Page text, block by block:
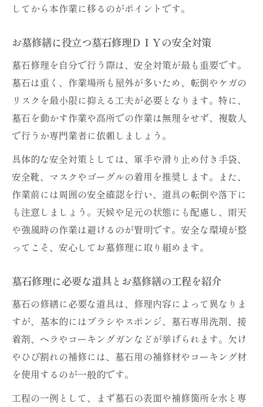
してから本作業に移るのがポイントです。
お墓修繕に役立つ墓石修理ＤＩＹの安全対策
墓石修理を自分で行う際は、安全対策が最も重要です。
墓石は重く、作業場所も屋外が多いため、転倒やケガの
リスクを最小限に抑える工夫が必要となります。特に、
墓石を動かす作業や高所での作業は無理をせず、複数人
で行うか専門業者に依頼しましょう。
具体的な安全対策としては、軍手や滑り止め付き手袋、
安全靴、マスクやゴーグルの着用を推奨します。また、
作業前には周囲の安全確認を行い、道具の転倒や落下に
も注意しましょう。天候や足元の状態にも配慮し、雨天
や強風時の作業は避けるのが賢明です。安全な環境が整
ってこそ、安心してお墓修理に取り組めます。
墓石修理に必要な道具とお墓修繕の工程を紹介
墓石の修繕に必要な道具は、修理内容によって異なりま
すが、基本的にはブラシやスポンジ、墓石専用洗剤、接
着剤、ヘラやコーキングガンなどが挙げられます。欠け
やひび割れの補修には、墓石用の補修材やコーキング材
を使用するのが一般的です。
工程の一例として、まず墓石の表面や補修箇所を水と専